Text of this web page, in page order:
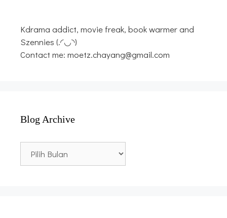
Kdrama addict, movie freak, book warmer and
Szennies (.◜◡◝)
Contact me: moetz.chayang@gmail.com
Blog Archive
Archive